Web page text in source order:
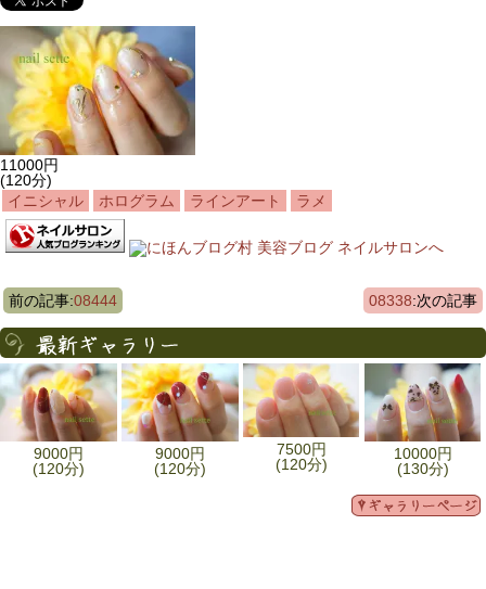
11000円
(120分)
イニシャル
ホログラム ラインアート ラメ
前の記事:08444 08338:次の記事
9000円
(120分)
9000円
(120分)
7500円
(120分)
10000円
(130分)